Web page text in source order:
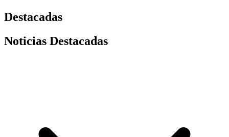
Destacadas
Noticias Destacadas